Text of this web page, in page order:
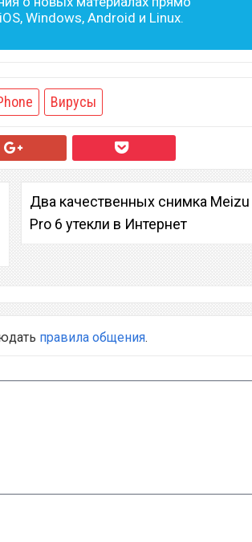
Windows, Android и Linux.
Вирусы
Два качественных снимка Meizu
Pro 6 утекли в Интернет
правила общения.